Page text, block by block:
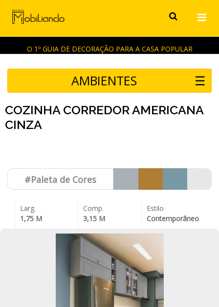
O 1º GUIA DE DECORAÇÃO PARA A CASA POPULAR
AMBIENTES ☰
COZINHA CORREDOR AMERICANA
CINZA
#Paleta de Cores
Larg.
1,75 M
Comp.
3,15 M
Estilo
Contemporâneo